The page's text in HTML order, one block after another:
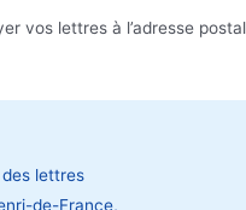
vos lettres à l’adresse
lettres
de-France,